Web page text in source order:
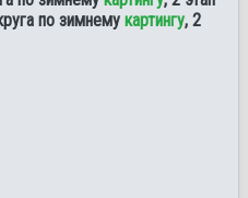
по зимнему картингу, 2